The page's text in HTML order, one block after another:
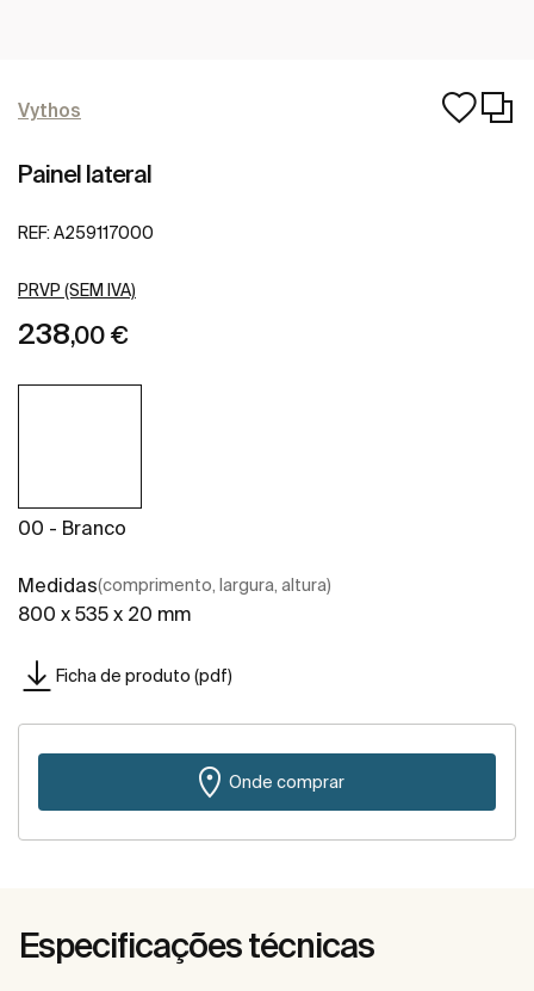
Vythos
Painel lateral
REF: A259117000
PRVP (SEM IVA)
238,00 €
00 - Branco
Medidas(comprimento, largura, altura)
800 x 535 x 20 mm
Ficha de produto (pdf)
Onde comprar
Especificações técnicas